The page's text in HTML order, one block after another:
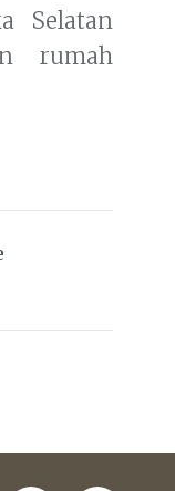
Selatan
rumah